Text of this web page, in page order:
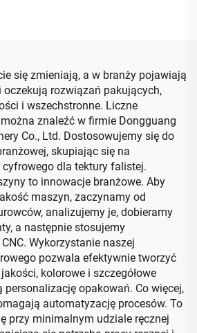
się zmieniają, a w branży pojawiają
rozwiązań pakujących,
i wszechstronne. Liczne
znaleźć w firmie Dongguang
Co., Ltd. Dostosowujemy się do
skupiając się na
dla tektury falistej.
to innowacje branżowe. Aby
maszyn, zaczynamy od
analizujemy je, dobieramy
a następnie stosujemy
Wykorzystanie naszej
pozwala efektywnie tworzyć
kolorowe i szczegółowe
personalizację opakowań. Co więcej,
automatyzację procesów. To
przy minimalnym udziale ręcznej